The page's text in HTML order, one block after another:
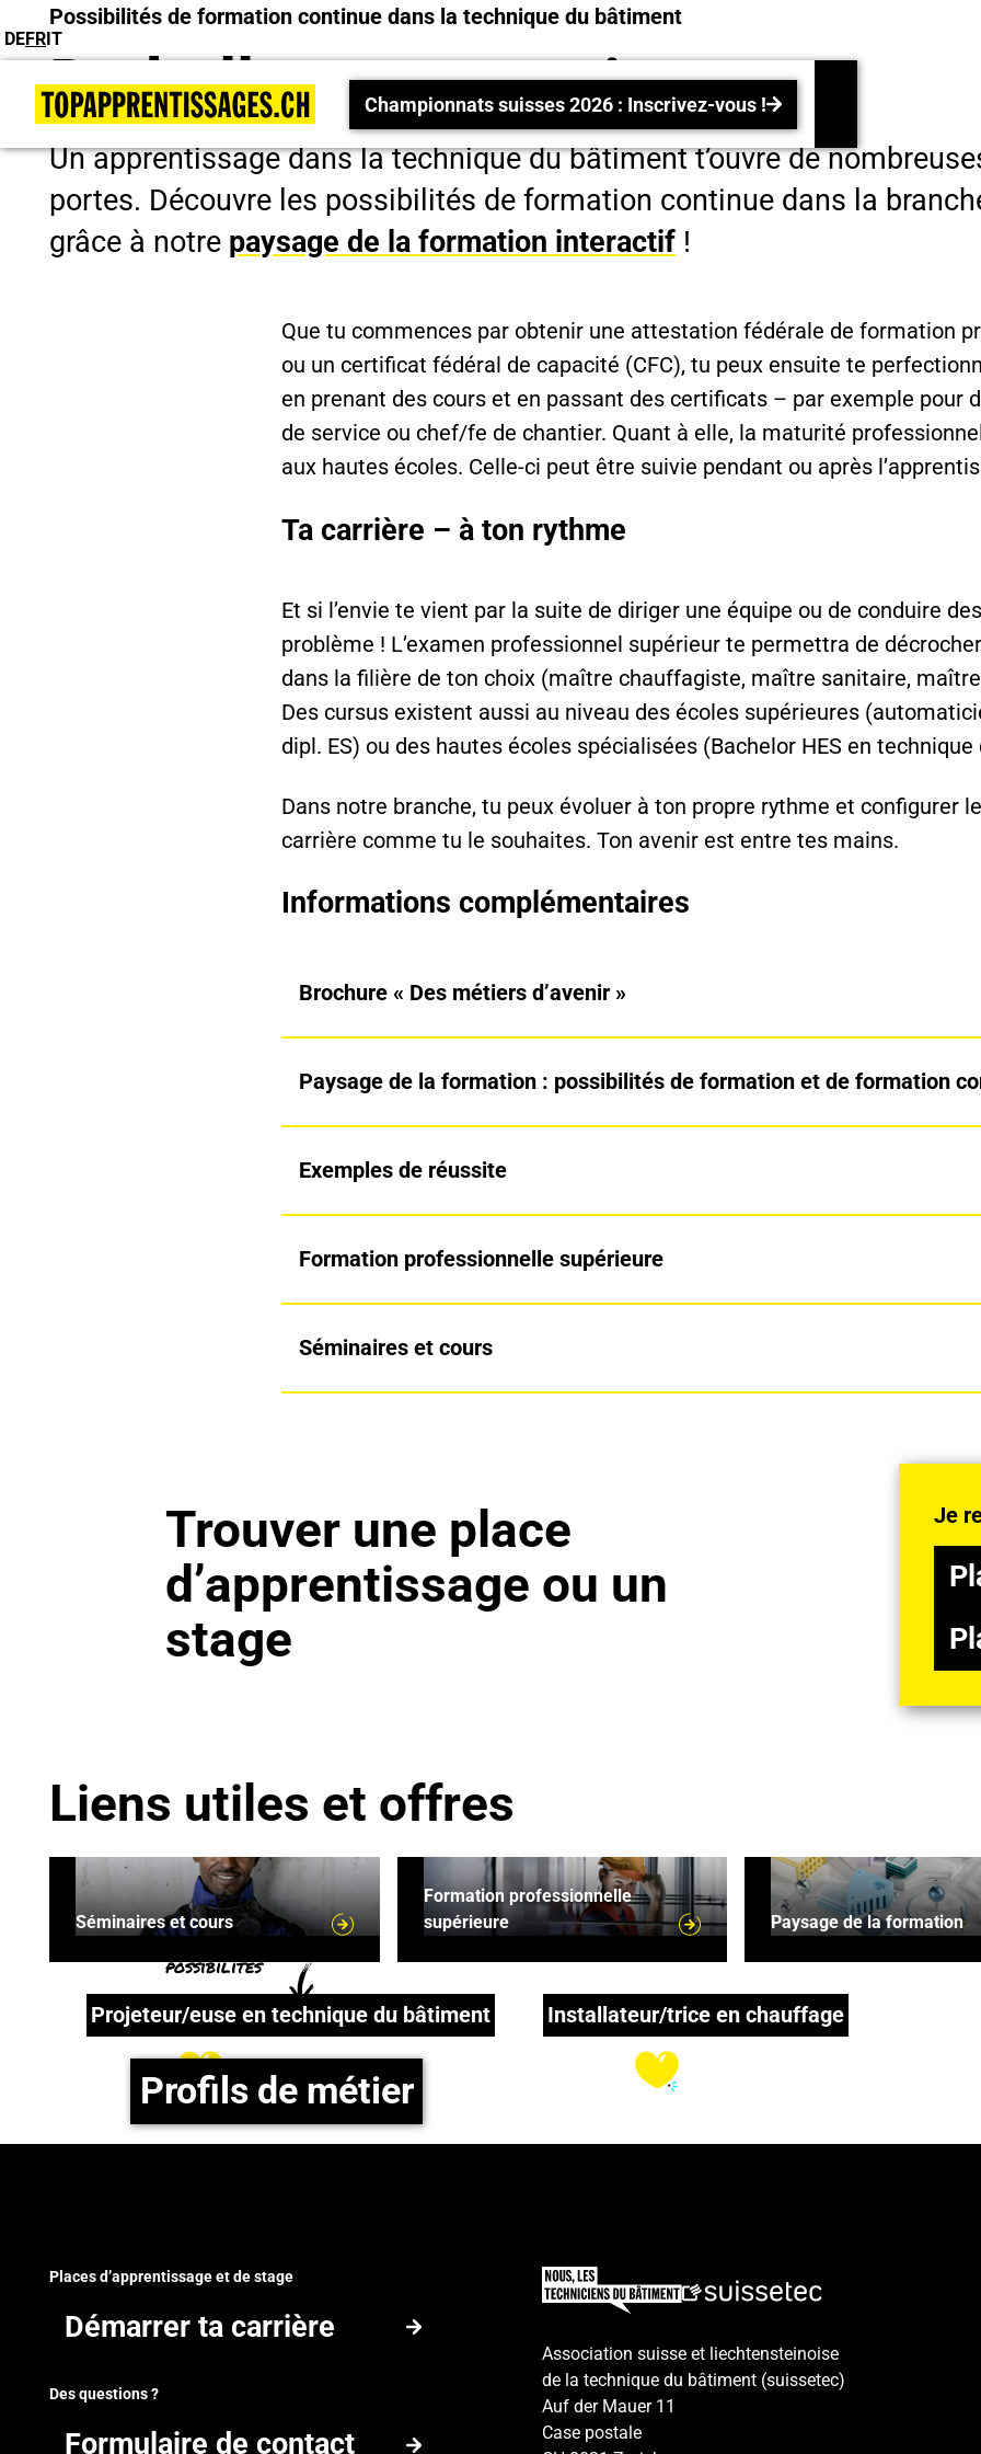
DEFRIT
Championnats suisses 2026 : Inscrivez-vous !
Championnats suisses 2026 : Inscrivez-vous !
Possibilités de formation continue dans la technique du bâtiment
De belles perspectives
Un apprentissage dans la technique du bâtiment t’ouvre de
portes. Découvre les possibilités de formation continue dans la
grâce à notre paysage de la formation interactif !
Que tu commences par obtenir une attestation fédérale de formation
ou un certificat fédéral de capacité (CFC), tu peux ensuite te
en prenant des cours et en passant des certificats – par exemple pour
de service ou chef/fe de chantier. Quant à elle, la maturité
aux hautes écoles. Celle-ci peut être suivie pendant ou après
Ta carrière – à ton rythme
Et si l’envie te vient par la suite de diriger une équipe ou de conduire
problème ! L’examen professionnel supérieur te permettra de
dans la filière de ton choix (maître chauffagiste, maître sanitaire,
Des cursus existent aussi au niveau des écoles supérieures
dipl. ES) ou des hautes écoles spécialisées (Bachelor HES en
Dans notre branche, tu peux évoluer à ton propre rythme et configurer
carrière comme tu le souhaites. Ton avenir est entre tes mains.
Informations complémentaires
Brochure « Des métiers d’avenir »
Paysage de la formation : possibilités de formation et de formation
Exemples de réussite
Formation professionnelle supérieure
Séminaires et cours
Trouver une place
d’apprentissage ou un
stage
Je
Liens utiles et offres
Séminaires et cours
Formation professionnelle
supérieure
Paysage de la formation
possibilités
Profils de métier
Play
Projeteur/euse en technique du bâtiment
En savoir
plus !
Installateur/trice en chauffage
Places d’apprentissage et de stage
Démarrer ta carrière
Des questions ?
Formulaire de contact
Association suisse et liechtensteinoise
de la technique du bâtiment (suissetec)
Auf der Mauer 11
Case postale